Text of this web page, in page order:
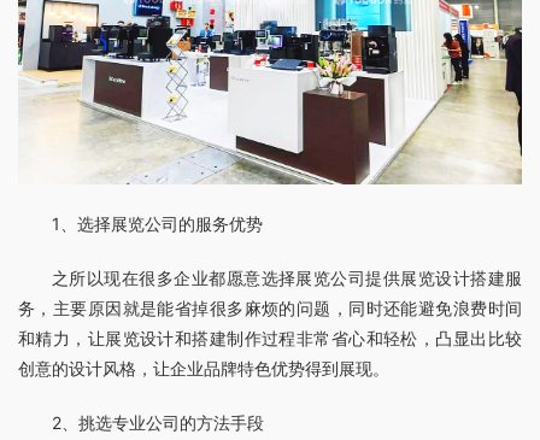
1、选择展览公司的服务优势
之所以现在很多企业都愿意选择展览公司提供展览设计搭建服
务，主要原因就是能省掉很多麻烦的问题，同时还能避免浪费时间
和精力，让展览设计和搭建制作过程非常省心和轻松，凸显出比较
创意的设计风格，让企业品牌特色优势得到展现。
2、挑选专业公司的方法手段